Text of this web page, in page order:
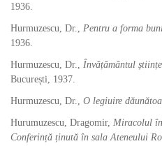
1936.
Hurmuzescu, Dr., Pentru a forma
1936.
Hurmuzescu, Dr., Învățământul
București, 1937.
Hurmuzescu, Dr., O legiuire
Hurumuzescu, Dragomir, Miracolul
Conferință ținută în sala Ateneului